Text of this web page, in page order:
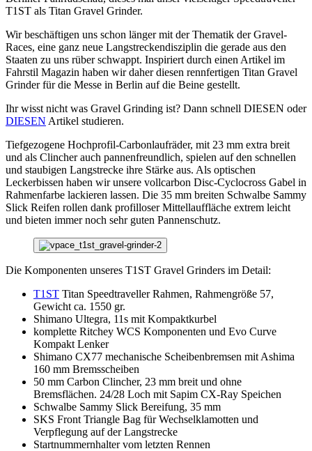
T1ST als Titan Gravel Grinder.
Wir beschäftigen uns schon länger mit der Thematik der Gravel-
Races, eine ganz neue Langstreckendisziplin die gerade aus den
Staaten zu uns rüber schwappt. Inspiriert durch einen Artikel im
Fahrstil Magazin haben wir daher diesen rennfertigen Titan Gravel
Grinder für die Messe in Berlin auf die Beine gestellt.
Ihr wisst nicht was Gravel Grinding ist? Dann schnell DIESEN oder
DIESEN Artikel studieren.
Tiefgezogene Hochprofil-Carbonlaufräder, mit 23 mm extra breit
und als Clincher auch pannenfreundlich, spielen auf den schnellen
und staubigen Langstrecke ihre Stärke aus. Als optischen
Leckerbissen haben wir unsere vollcarbon Disc-Cyclocross Gabel in
Rahmenfarbe lackieren lassen. Die 35 mm breiten Schwalbe Sammy
Slick Reifen rollen dank profilloser Mittellauffläche extrem leicht
und bieten immer noch sehr guten Pannenschutz.
Die Komponenten unseres T1ST Gravel Grinders im Detail:
T1ST Titan Speedtraveller Rahmen, Rahmengröße 57,
Gewicht ca. 1550 gr.
Shimano Ultegra, 11s mit Kompaktkurbel
komplette Ritchey WCS Komponenten und Evo Curve
Kompakt Lenker
Shimano CX77 mechanische Scheibenbremsen mit Ashima
160 mm Bremsscheiben
50 mm Carbon Clincher, 23 mm breit und ohne
Bremsflächen. 24/28 Loch mit Sapim CX-Ray Speichen
Schwalbe Sammy Slick Bereifung, 35 mm
SKS Front Triangle Bag für Wechselklamotten und
Verpflegung auf der Langstrecke
Startnummernhalter vom letzten Rennen